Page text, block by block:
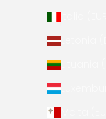
Italia
Letonia
Lituania
Malta